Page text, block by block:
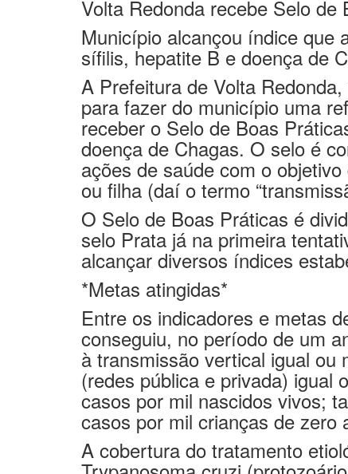
Município alcançou índice que
sífilis, hepatite B e doença de
A Prefeitura de Volta
para fazer do município uma
receber o Selo de Boas
doença de Chagas. O selo é
ações de saúde com o
ou filha (daí o termo
O Selo de Boas Práticas é
selo Prata já na primeira
alcançar diversos índices
*Metas atingidas*
Entre os indicadores e metas
conseguiu, no período de um
à transmissão vertical igual ou
(redes pública e privada) igual
casos por mil nascidos vivos;
casos por mil crianças de zero
A cobertura do tratamento
Trypanosoma cruzi